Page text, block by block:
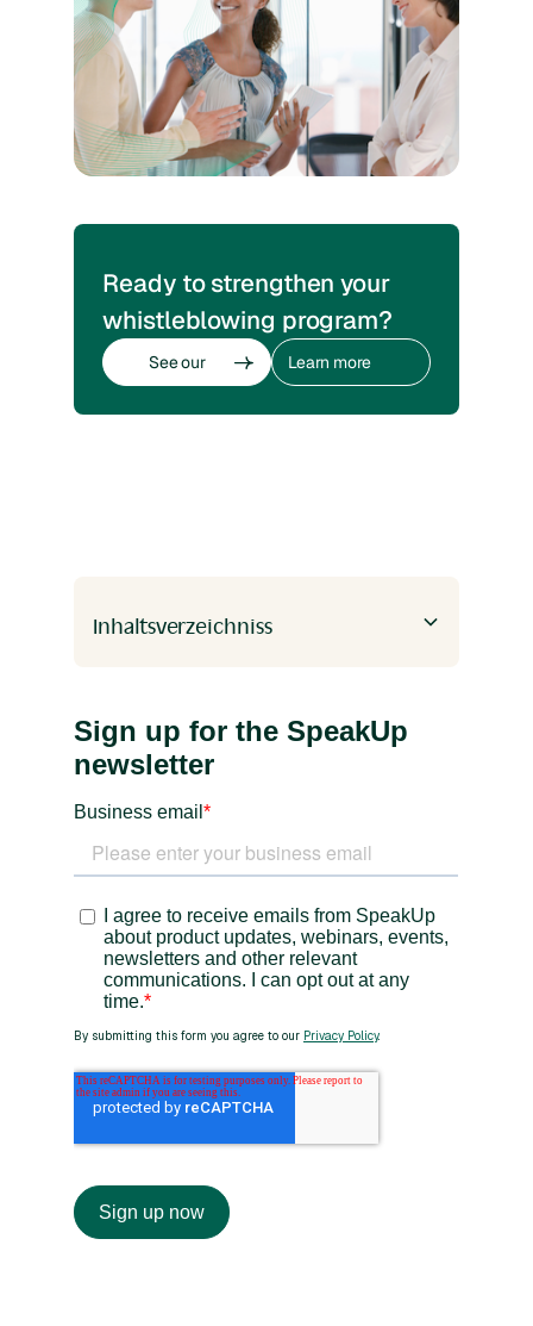
Ready to strengthen your
whistleblowing program?
See our
whistleblowing
Learn more
about
Inhaltsverzeichniss
Heading 3